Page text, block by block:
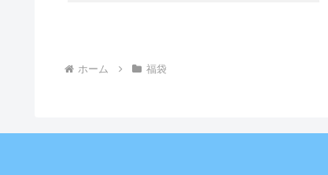
ホーム 福袋